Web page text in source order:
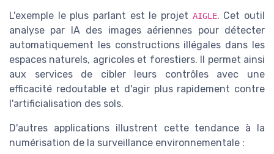
L'exemple le plus parlant est le projet AIGLE. Cet outil
analyse par IA des images aériennes pour détecter
automatiquement les constructions illégales dans les
espaces naturels, agricoles et forestiers. Il permet ainsi
aux services de cibler leurs contrôles avec une
efficacité redoutable et d'agir plus rapidement contre
l'artificialisation des sols.
D'autres applications illustrent cette tendance à la
numérisation de la surveillance environnementale :